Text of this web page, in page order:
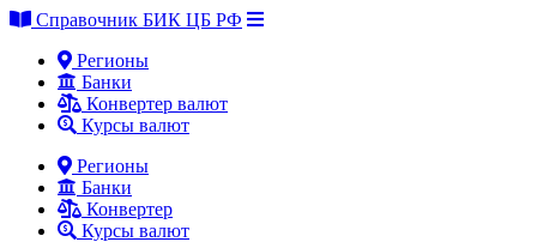
Справочник БИК ЦБ РФ
Регионы
Банки
Конвертер валют
Курсы валют
Регионы
Банки
Конвертер
Курсы валют